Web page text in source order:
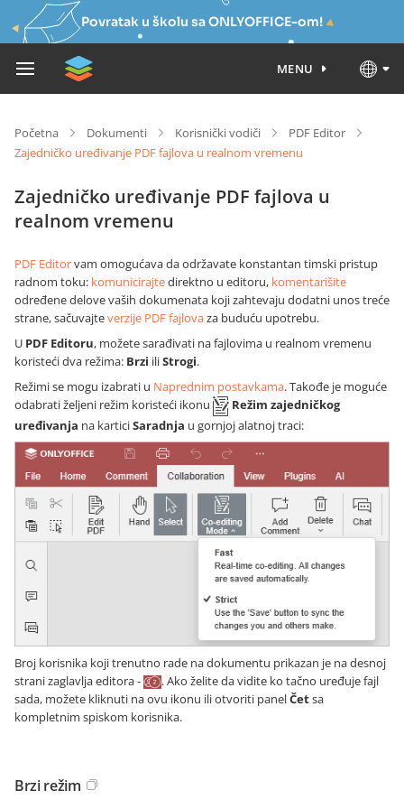
Povratak u školu sa ONLYOFFICE-om!
MENU
Početna Dokumenti Korisnički vodiči
PDF Editor
Zajedničko uređivanje PDF fajlova u realnom vremenu
Zajedničko uređivanje PDF fajlova u
realnom vremenu
PDF Editorvam omogućava da održavate konstantan timski pristup
radnom toku: komunicirajtedirektno u editoru, komentarišite
određene delove vaših dokumenata koji zahtevaju dodatni unos treće
strane, sačuvajteverzije PDF fajlovaza buduću upotrebu.
U PDF Editoru, možete sarađivati na fajlovima u realnom vremenu
koristeći dva režima: Brzi iliStrogi.
Režimi se mogu izabrati u Naprednim postavkama. Takođe je moguće
odabrati željeni režim koristeći ikonu
Režim zajedničkog
uređivanja na karticiSaradnja u gornjoj alatnoj traci:
Broj korisnika koji trenutno rade na dokumentu prikazan je na desnoj
strani zaglavlja editora -
. Ako želite da vidite ko tačno uređuje fajl
sada, možete kliknuti na ovu ikonu ili otvoriti panelČetsa
kompletnim spiskom korisnika.
Brzi režim